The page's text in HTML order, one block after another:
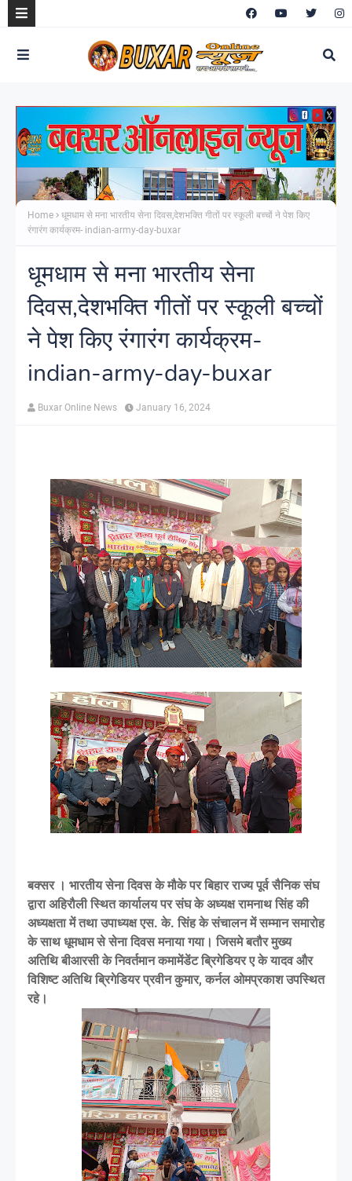
Home
धूमधाम से मना भारतीय सेना दिवस,देशभक्ति गीतों पर स्कूली बच्चों ने पेश किए
रंगारंग कार्यक्रम- indian-army-day-buxar
धूमधाम से मना भारतीय सेना
दिवस,देशभक्ति गीतों पर स्कूली बच्चों
ने पेश किए रंगारंग कार्यक्रम-
indian-army-day-buxar
Buxar Online News January 16, 2024
बक्सर । भारतीय सेना दिवस के मौके पर बिहार राज्य पूर्व सैनिक संघ
द्वारा अहिरौली स्थित कार्यालय पर संघ के अध्यक्ष रामनाथ सिंह की
अध्यक्षता में तथा उपाध्यक्ष एस. के. सिंह के संचालन में सम्मान समारोह
के साथ धूमधाम से सेना दिवस मनाया गया। जिसमे बतौर मुख्य
अतिथि बीआरसी के निवर्तमान कमामेंडेंट ब्रिगेडियर ए के यादव और
विशिष्ट अतिथि ब्रिगेडियर प्रवीन कुमार, कर्नल ओमप्रकाश उपस्थित
रहे।